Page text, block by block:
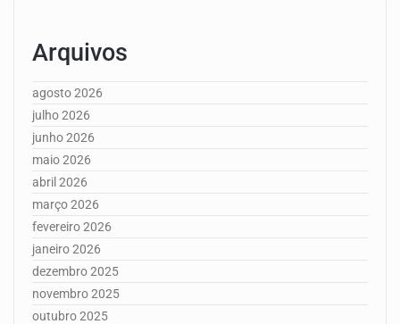
Arquivos
agosto 2026
julho 2026
junho 2026
maio 2026
abril 2026
março 2026
fevereiro 2026
janeiro 2026
dezembro 2025
novembro 2025
outubro 2025